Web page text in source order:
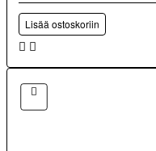
Lisää ostoskoriin